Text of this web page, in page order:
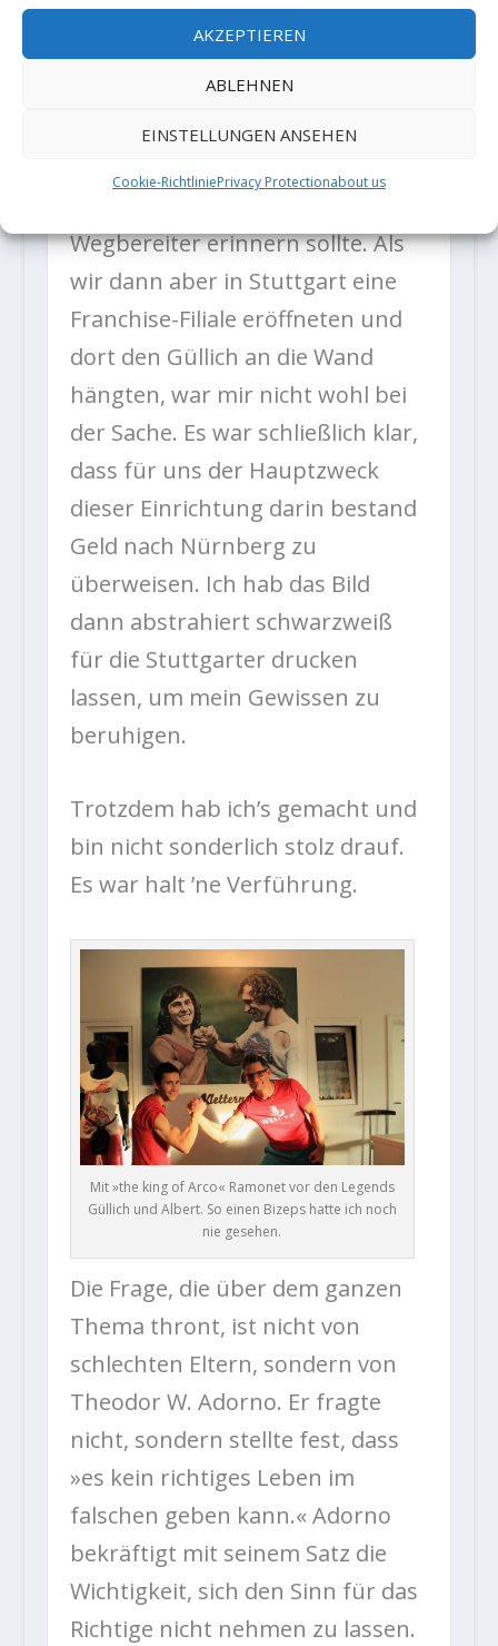
AKZEPTIEREN
ABLEHNEN
EINSTELLUNGEN ANSEHEN
Cookie-RichtliniePrivacy Protectionabout us
Güllich als Werbe-Maskottchen
verhökert. Als
Kletterhallenbetreiber sah ich das
anders, denn ich fand, dass man
Wegbereiter erinnern sollte. Als
wir dann aber in Stuttgart eine
Franchise-Filiale eröffneten und
dort den Güllich an die Wand
hängten, war mir nicht wohl bei
der Sache. Es war schließlich klar,
dass für uns der Hauptzweck
dieser Einrichtung darin bestand
Geld nach Nürnberg zu
überweisen. Ich hab das Bild
dann abstrahiert schwarzweiß
für die Stuttgarter drucken
lassen, um mein Gewissen zu
beruhigen.
Trotzdem hab ich’s gemacht und
bin nicht sonderlich stolz drauf.
Es war halt ’ne Verführung.
Mit »the king of Arco« Ramonet vor den Legends
Güllich und Albert. So einen Bizeps hatte ich noch
nie gesehen.
Die Frage, die über dem ganzen
Thema thront, ist nicht von
schlechten Eltern, sondern von
Theodor W. Adorno. Er fragte
nicht, sondern stellte fest, dass
»es kein richtiges Leben im
falschen geben kann.« Adorno
bekräftigt mit seinem Satz die
Wichtigkeit, sich den Sinn für das
Richtige nicht nehmen zu lassen.